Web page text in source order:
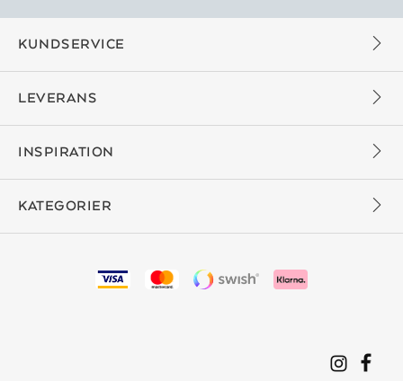
KUNDSERVICE
LEVERANS
INSPIRATION
KATEGORIER